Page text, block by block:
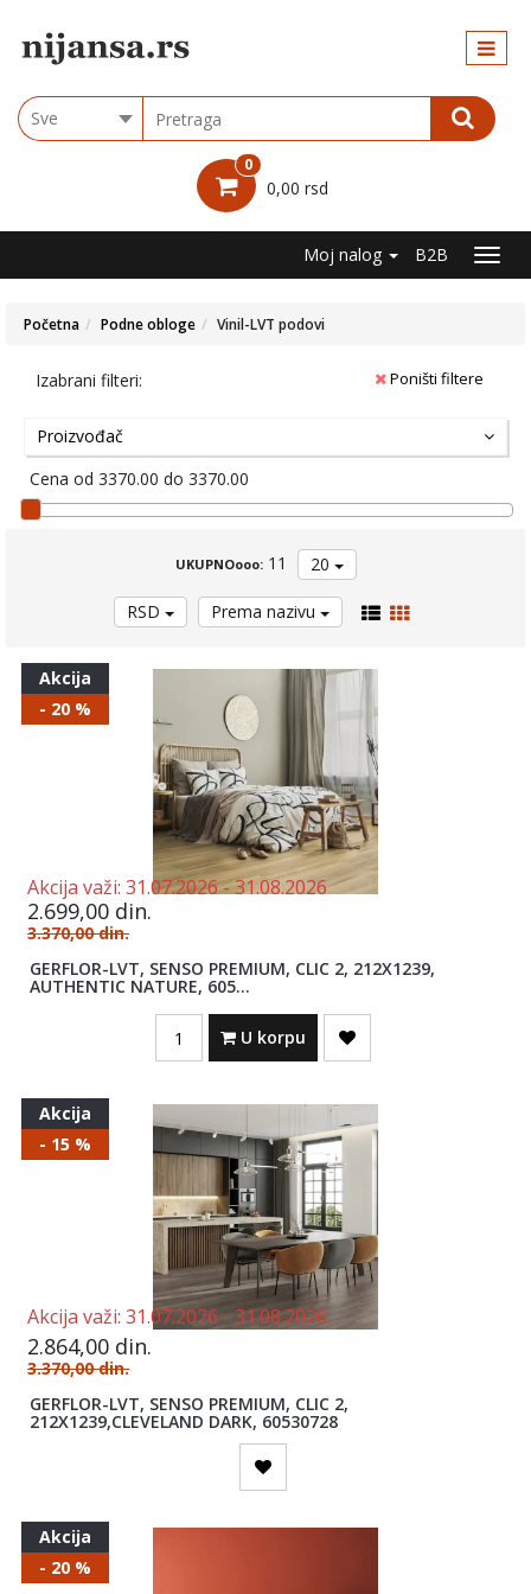
Choose
group
0
0,00 rsd
Moj nalog B2B
Kategorije
BOJE
PREMAZI
PRAŠKASTI
SUVA
SRAFOVI
NOSAČI
IZOLACIJA
LEPKOVI,
I REZNE
PLOČE
ALATI
ENTERIJERA
VENTILACIONE
RESETKE
EL.MATERIJAL
TAPETE
MONTAŽU
PVC
STOLARIJA
UZORCI
Izdvajamo
PVC katalog sa cenama
Početna Podne obloge Vinil-LVT podovi
Izabrani filteri: Poništi filtere
Proizvođač
Cena od 3370.00 do 3370.00
UKUPNOooo:11 20
RSD Prema nazivu
Akcija
- 20 %
Akcija važi: 31.07.2026 -31.08.2026
2.699,00 din.
3.370,00din.
GERFLOR-LVT, SENSO PREMIUM, CLIC 2, 212X1239,
AUTHENTIC NATURE, 605...
U korpu
Akcija
- 15 %
Akcija važi: 31.07.2026 -31.08.2026
2.864,00 din.
3.370,00din.
GERFLOR-LVT, SENSO PREMIUM, CLIC 2,
212X1239,CLEVELAND DARK, 60530728
Akcija
- 20 %